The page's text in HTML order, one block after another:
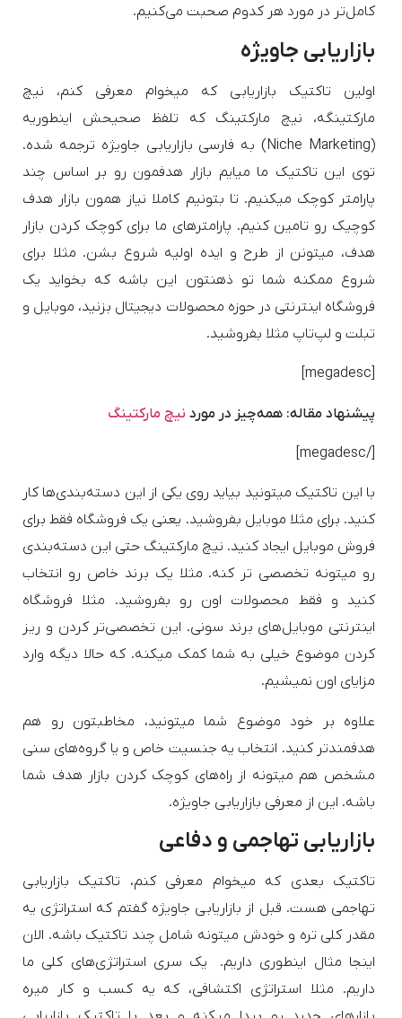
کامل‌تر در مورد هر کدوم صحبت می‌کنیم.
بازاریابی جاویژه
اولین تاکتیک بازاریابی که میخوام معرفی کنم، نیچ
مارکتینگه، نیچ مارکتینگ که تلفظ صحیحش اینطوریه
(Niche Marketing) به فارسی بازاریابی جاویژه ترجمه شده.
توی این تاکتیک ما میایم بازار هدفمون رو بر اساس چند
پارامتر کوچک میکنیم. تا بتونیم کاملا نیاز همون بازار هدف
کوچیک رو تامین کنیم. پارامترهای ما برای کوچک کردن بازار
هدف، میتونن از طرح و ایده اولیه شروع بشن. مثلا برای
شروع ممکنه شما تو ذهنتون این باشه که بخواید یک
فروشگاه اینترنتی در حوزه محصولات دیجیتال بزنید، موبایل و
تبلت و لپ‌تاپ مثلا بفروشید.
پیشنهاد مقاله: همه‌چیز در مورد نیچ مارکتینگ
[/megadesc]
با این تاکتیک میتونید بیاید روی یکی از این دسته‌بندی‌ها کار
کنید. برای مثلا موبایل بفروشید. یعنی یک فروشگاه فقط برای
فروش موبایل ایجاد کنید. نیچ مارکتینگ حتی این دسته‌بندی
رو میتونه تخصصی تر کنه. مثلا یک برند خاص رو انتخاب
کنید و فقط محصولات اون رو بفروشید. مثلا فروشگاه
اینترنتی موبایل‌های برند سونی. این تخصصی‌تر کردن و ریز
کردن موضوع خیلی به شما کمک میکنه. که حالا دیگه وارد
مزایای اون نمیشیم.
علاوه بر خود موضوع شما میتونید، مخاطبتون رو هم
هدفمندتر کنید. انتخاب یه جنسیت خاص و یا گروه‌های سنی
مشخص هم میتونه از راه‌های کوچک کردن بازار هدف شما
باشه. این از معرفی بازاریابی جاویژه.
بازاریابی تهاجمی و دفاعی
تاکتیک بعدی که میخوام معرفی کنم، تاکتیک بازاریابی
تهاجمی هست. قبل از بازاریابی جاویژه گفتم که استراتژی یه
مقدر کلی تره و خودش میتونه شامل چند تاکتیک باشه. الان
اینجا مثال اینطوری داریم. یک سری استراتژی‌های کلی ما
داریم. مثلا استراتژی اکتشافی، که یه کسب و کار میره